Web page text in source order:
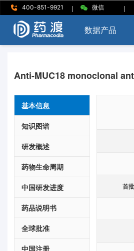
400-851-9921 | 微信 |
数据产品
Anti-MUC18 monoclonal
基本信息
知识图谱
研发概述
药物生命周期
中国研发进度
药品说明书
全球批准
中国注册
首